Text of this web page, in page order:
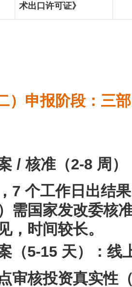
术出口许可证》
）申报阶段：三
/ 核准（2-8 周）
7 个工作日出结
需国家发改委核
，时间较长。
（5-15 天） ：线
审核投资真实性